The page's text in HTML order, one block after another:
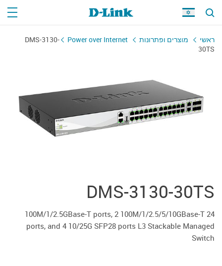
ראשי מוצרים ופתרונות Power over Internet
DMS-3130-
30TS
DMS-3130-30TS
24 100M/1/2.5GBase-T ports, 2 100M/1/2.5/5/10GBase-T
ports, and 4 10/25G SFP28 ports L3 Stackable Managed
Switch